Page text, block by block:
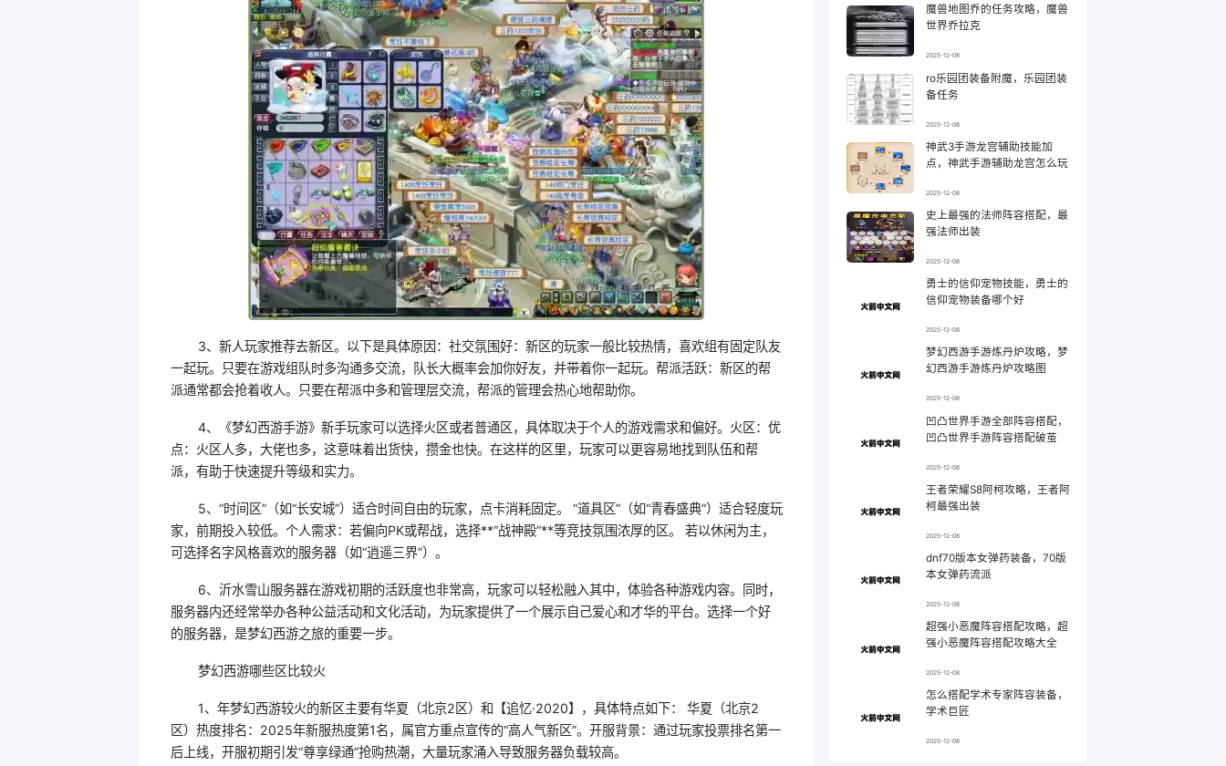
3、新人玩家推荐去新区。以下是具体原因：社交氛围好：新区的玩家一般比较热情，喜欢组有固定队友
一起玩。只要在游戏组队时多沟通多交流，队长大概率会加你好友，并带着你一起玩。帮派活跃：新区的帮
派通常都会抢着收人。只要在帮派中多和管理层交流，帮派的管理会热心地帮助你。
4、《梦幻西游手游》新手玩家可以选择火区或者普通区，具体取决于个人的游戏需求和偏好。火区：优
点：火区人多，大佬也多，这意味着出货快，攒金也快。在这样的区里，玩家可以更容易地找到队伍和帮
派，有助于快速提升等级和实力。
5、“时间区”（如“长安城”）适合时间自由的玩家，点卡消耗固定。 “道具区”（如“青春盛典”）适合轻度玩
家，前期投入较低。个人需求：若偏向PK或帮战，选择**“战神殿”**等竞技氛围浓厚的区。 若以休闲为主，
可选择名字风格喜欢的服务器（如“逍遥三界”）。
6、沂水雪山服务器在游戏初期的活跃度也非常高，玩家可以轻松融入其中，体验各种游戏内容。同时，
服务器内还经常举办各种公益活动和文化活动，为玩家提供了一个展示自己爱心和才华的平台。选择一个好
的服务器，是梦幻西游之旅的重要一步。
梦幻西游哪些区比较火
1、年梦幻西游较火的新区主要有华夏（北京2区）和【追忆·2020】，具体特点如下： 华夏（北京2
区）热度排名：2025年新服热度第1名，属官方重点宣传的“高人气新区”。开服背景：通过玩家投票排名第一
后上线，开服初期引发“尊享绿通”抢购热潮，大量玩家涌入导致服务器负载较高。
魔兽地图乔的任务攻略，魔兽
世界乔拉克
2025-12-08
ro乐园团装备附魔，乐园团装
备任务
2025-12-08
神武3手游龙宫辅助技能加
点，神武手游辅助龙宫怎么玩
2025-12-08
史上最强的法师阵容搭配，最
强法师出装
2025-12-08
勇士的信仰宠物技能，勇士的
信仰宠物装备哪个好
2025-12-08
梦幻西游手游炼丹炉攻略，梦
幻西游手游炼丹炉攻略图
2025-12-08
凹凸世界手游全部阵容搭配，
凹凸世界手游阵容搭配破茧
2025-12-08
王者荣耀S8阿柯攻略，王者阿
柯最强出装
2025-12-08
dnf70版本女弹药装备，70版
本女弹药流派
2025-12-08
超强小恶魔阵容搭配攻略，超
强小恶魔阵容搭配攻略大全
2025-12-08
怎么搭配学术专家阵容装备，
学术巨匠
2025-12-08